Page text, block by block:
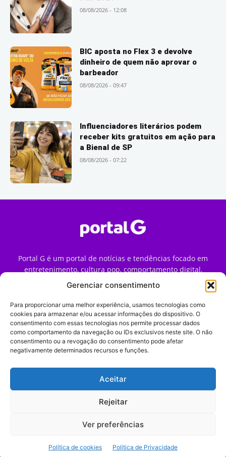
Gerenciar consentimento
Para proporcionar uma melhor experiência, usamos tecnologias como
cookies para armazenar e/ou acessar informações do dispositivo. O
consentimento com essas tecnologias nos permite processar dados
como comportamento da navegação ou IDs exclusivos neste site. O não
consentimento ou a revogação do consentimento pode afetar
negativamente determinados recursos e funções.
Aceitar
Rejeitar
Ver preferências
Política de cookies Política de Privacidade
08/08/2026 - 12:08
BIC aposta no Flex 3 e devolve
dinheiro de quem não aprovar o
barbeador
08/08/2026 - 09:47
Influenciadores literários podem
receber kits gratuitos em ação para
a Bienal de SP
08/08/2026 - 07:22
Portal G é um portal de notícias e tendências focado em
entretenimento, cultura pop, comportamento digital,
streaming, games e iniciativas de marca que impactam a
forma como o público vive e consome internet no Brasil.
Contato:contato@portalg.com.br
Início Sobre
Termos de Uso
Política de Privacidade
Contato
tendências de consumo, marketing e comportamento digital.